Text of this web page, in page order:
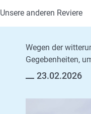
Unsere anderen Reviere
Wegen der
Gegebenheiten,
23.02.2026